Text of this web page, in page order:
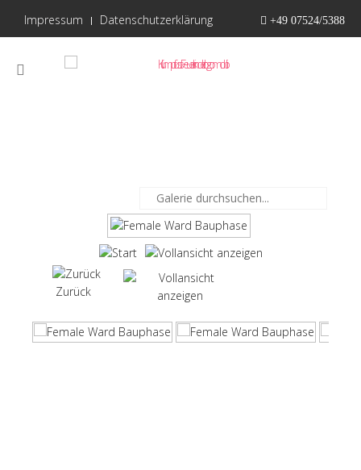
Impressum Datenschutzerklärung +49 07524/5388
Zurück